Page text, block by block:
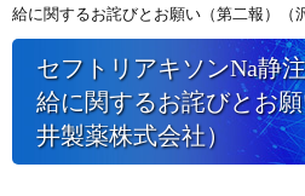
給に関するお詫びとお願い（第二報）（
セフトリアキソンNa静
給に関するお詫びとお
井製薬株式会社）